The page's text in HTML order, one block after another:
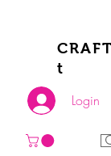
t
Login